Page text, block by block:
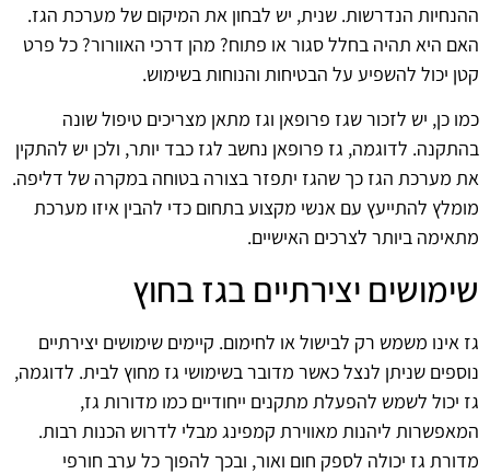
ההנחיות הנדרשות. שנית, יש לבחון את המיקום של מערכת הגז.
האם היא תהיה בחלל סגור או פתוח? מהן דרכי האוורור? כל פרט
קטן יכול להשפיע על הבטיחות והנוחות בשימוש.
כמו כן, יש לזכור שגז פרופאן וגז מתאן מצריכים טיפול שונה
בהתקנה. לדוגמה, גז פרופאן נחשב לגז כבד יותר, ולכן יש להתקין
את מערכת הגז כך שהגז יתפזר בצורה בטוחה במקרה של דליפה.
מומלץ להתייעץ עם אנשי מקצוע בתחום כדי להבין איזו מערכת
מתאימה ביותר לצרכים האישיים.
שימושים יצירתיים בגז בחוץ
גז אינו משמש רק לבישול או לחימום. קיימים שימושים יצירתיים
נוספים שניתן לנצל כאשר מדובר בשימושי גז מחוץ לבית. לדוגמה,
גז יכול לשמש להפעלת מתקנים ייחודיים כמו מדורות גז,
המאפשרות ליהנות מאווירת קמפינג מבלי לדרוש הכנות רבות.
מדורת גז יכולה לספק חום ואור, ובכך להפוך כל ערב חורפי